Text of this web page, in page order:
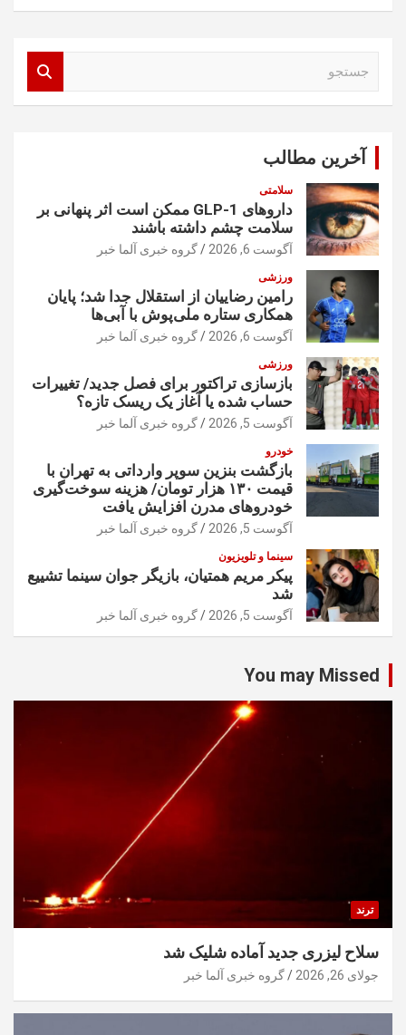
آخرین مطالب
سلامتی
داروهای GLP-1 ممکن است اثر پنهانی بر
سلامت چشم داشته باشند
آگوست 6, 2026 گروه خبری آلما خبر
ورزشی
رامین رضاییان از استقلال جدا شد؛ پایان
همکاری ستاره ملی‌پوش با آبی‌ها
آگوست 6, 2026 گروه خبری آلما خبر
ورزشی
بازسازی تراکتور برای فصل جدید/ تغییرات
حساب شده یا آغاز یک ریسک تازه؟
آگوست 5, 2026 گروه خبری آلما خبر
خودرو
بازگشت بنزین سوپر وارداتی به تهران با
قیمت ۱۳۰ هزار تومان/ هزینه سوخت‌گیری
خودرو‌های مدرن افزایش یافت
آگوست 5, 2026 گروه خبری آلما خبر
سینما و تلویزیون
پیکر مریم همتیان، بازیگر جوان سینما تشییع
شد
آگوست 5, 2026 گروه خبری آلما خبر
You may Missed
ترند
سلاح لیزری جدید آماده شلیک شد
جولای 26, 2026 گروه خبری آلما خبر